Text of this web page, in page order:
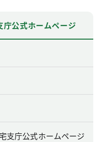
公式ホームページ
支庁公式ホームページ